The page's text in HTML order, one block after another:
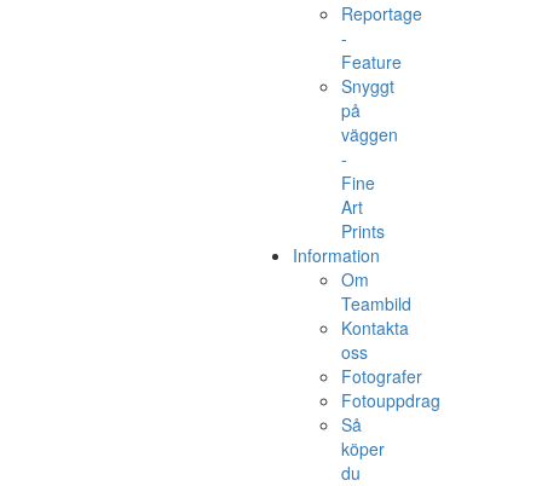
Reportage
-
Feature
Snyggt
på
väggen
-
Fine
Art
Prints
Information
Om
Teambild
Kontakta
oss
Fotografer
Fotouppdrag
Så
köper
du